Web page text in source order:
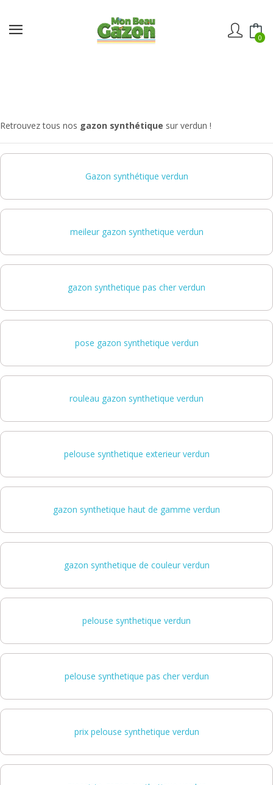
0
Retrouvez tous nos gazon synthétique sur verdun !
Gazon synthétique verdun
meileur gazon synthetique verdun
gazon synthetique pas cher verdun
pose gazon synthetique verdun
rouleau gazon synthetique verdun
pelouse synthetique exterieur verdun
gazon synthetique haut de gamme verdun
gazon synthetique de couleur verdun
pelouse synthetique verdun
pelouse synthetique pas cher verdun
prix pelouse synthetique verdun